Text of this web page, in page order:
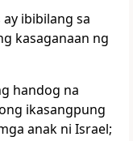
ibibilang sa
kasaganaan ng
handog na
ikasangpung
anak ni Israel;